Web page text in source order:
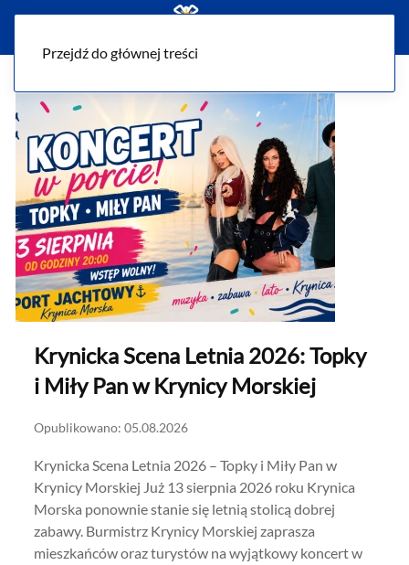
Przejdź do głównej treści
Krynicka Scena Letnia 2026: Topky
i Miły Pan w Krynicy Morskiej
Opublikowano: 05.08.2026
Krynicka Scena Letnia 2026 – Topky i Miły Pan w
Krynicy Morskiej Już 13 sierpnia 2026 roku Krynica
Morska ponownie stanie się letnią stolicą dobrej
zabawy. Burmistrz Krynicy Morskiej zaprasza
mieszkańców oraz turystów na wyjątkowy koncert w